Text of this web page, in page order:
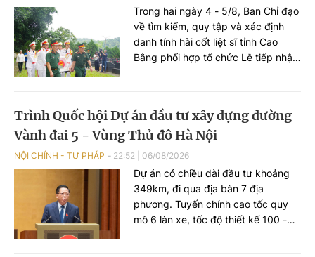
Trong hai ngày 4 - 5/8, Ban Chỉ đạo
về tìm kiếm, quy tập và xác định
danh tính hài cốt liệt sĩ tỉnh Cao
Bằng phối hợp tổ chức Lễ tiếp nhận
trang liệt sĩ Nguyên Bình, xã
Nguyên Bình, tỉnh Cao Bằng.
Trình Quốc hội Dự án đầu tư xây dựng đường
Vành đai 5 - Vùng Thủ đô Hà Nội
NỘI CHÍNH - TƯ PHÁP 22:52 06/08/2026
Dự án có chiều dài đầu tư khoảng
349km, đi qua địa bàn 7 địa
phương. Tuyến chính cao tốc quy
mô 6 làn xe, tốc độ thiết kế 100 -